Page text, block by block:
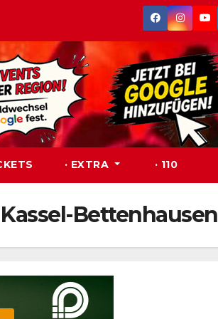
· EXTRA · 110
Bettenhausen